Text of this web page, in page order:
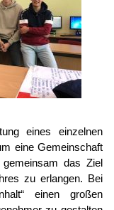
eines einzelnen
eine Gemeinschaft
das Ziel
zu erlangen. Bei
einen großen